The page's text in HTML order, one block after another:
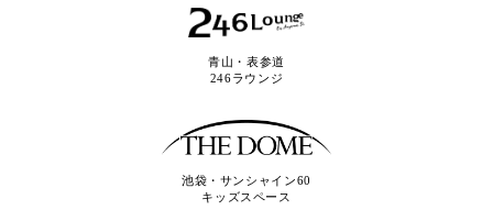
青山・表参道
246ラウンジ
池袋・サンシャイン60
キッズスペース